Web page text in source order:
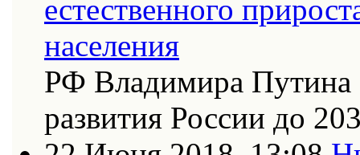
РФ Владимира Путина
развития России до